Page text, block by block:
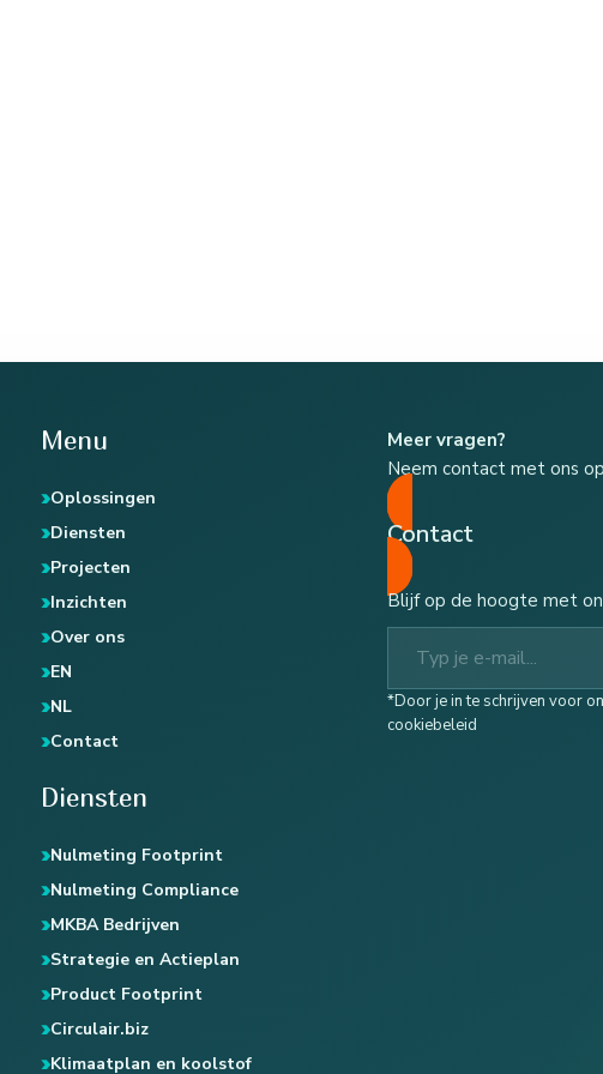
Menu
Oplossingen
Diensten
Projecten
Inzichten
Over ons
EN
NL
Contact
Diensten
Nulmeting Footprint
Nulmeting Compliance
MKBA Bedrijven
Strategie en Actieplan
Product Footprint
Circulair.biz
Klimaatplan en koolstof
Meer vragen?
Neem contact met ons
Contact
Blijf op de hoogte met
Typ je e-mail...
*Door je in te schrijven voor
cookiebeleid